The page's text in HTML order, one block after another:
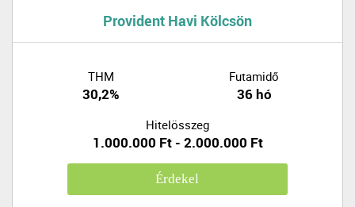
Provident Havi Kölcsön
THM
30,2%
Futamidő
36 hó
Hitelösszeg
1.000.000 Ft - 2.000.000 Ft
Érdekel